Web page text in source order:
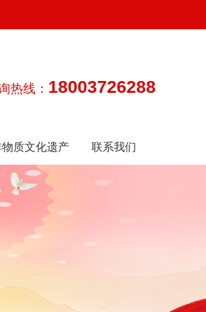
热线： 18003726288
物质文化遗产
传承
联系我们